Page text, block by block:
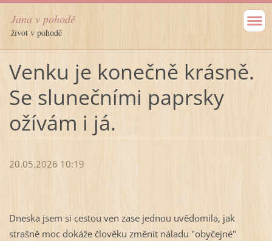
Jana v pohodě
život v pohodě
Venku je konečně krásně.
Se slunečními paprsky
ožívám i já.
20.05.2026 10:19
Dneska jsem si cestou ven zase jednou uvědomila, jak
strašně moc dokáže člověku změnit náladu "obyčejné"